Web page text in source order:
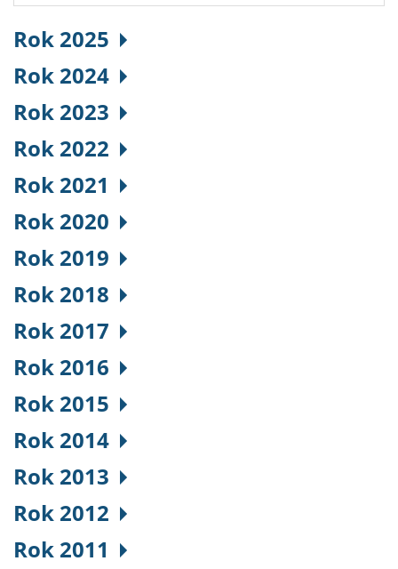
Rok 2025
Rok 2024
Rok 2023
Rok 2022
Rok 2021
Rok 2020
Rok 2019
Rok 2018
Rok 2017
Rok 2016
Rok 2015
Rok 2014
Rok 2013
Rok 2012
Rok 2011